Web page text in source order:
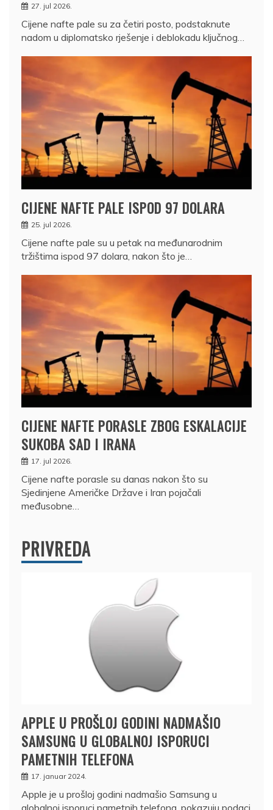
27. jul 2026.
Cijene nafte pale su za četiri posto, podstaknute
nadom u diplomatsko rješenje i deblokadu ključnog…
CIJENE NAFTE PALE ISPOD 97 DOLARA
25. jul 2026.
Cijene nafte pale su u petak na međunarodnim
tržištima ispod 97 dolara, nakon što je…
CIJENE NAFTE PORASLE ZBOG ESKALACIJE
SUKOBA SAD I IRANA
17. jul 2026.
Cijene nafte porasle su danas nakon što su
Sjedinjene Američke Države i Iran pojačali
međusobne…
PRIVREDA
APPLE U PROŠLOJ GODINI NADMAŠIO
SAMSUNG U GLOBALNOJ ISPORUCI
PAMETNIH TELEFONA
17. januar 2024.
Apple je u prošloj godini nadmašio Samsung u